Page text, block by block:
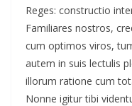
Reges: constructio
Familiares nostros,
cum optimos viros,
autem in suis lectulis
illorum ratione cum
Nonne igitur tibi